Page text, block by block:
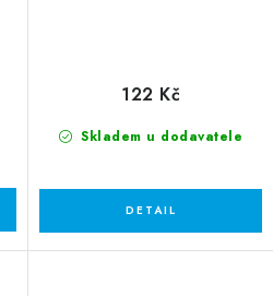
Skladem u dodavatele
122 Kč